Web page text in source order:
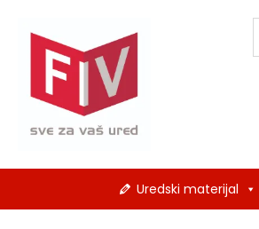
Uredski materijal